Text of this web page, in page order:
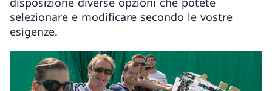
selezionare e modificare secondo le vostre
esigenze.